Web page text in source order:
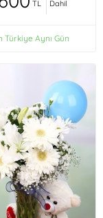
TL Dahil
Türkiye Aynı Gün